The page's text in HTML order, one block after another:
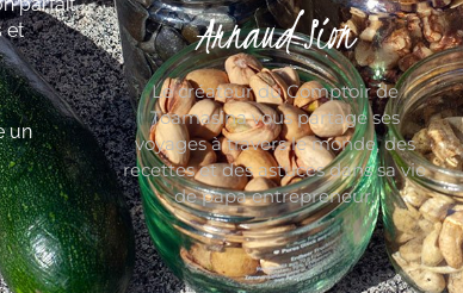
et
un
Arnaud Sion
Le créateur du Comptoir de
Toamasina vous partage ses
voyages à travers le monde, des
recettes et des astuces dans sa vie
de papa entrepreneur.